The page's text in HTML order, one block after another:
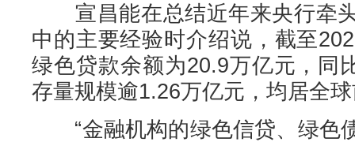
宣昌能在总结近年来央行牵
中的主要经验时介绍说，截至
绿色贷款余额为20.9万亿元，同
存量规模逾1.26万亿元，均居全
“金融机构的绿色信贷、绿色